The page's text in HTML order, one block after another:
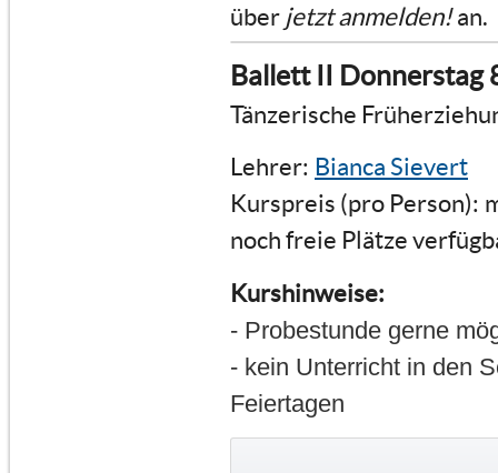
über jetzt anmelden!an.
Ballett II Donnerstag
Tänzerische
Lehrer: Bianca Sievert
Kurspreis (pro Person):
noch freie Plätze
Kurshinweise:
- Probestunde gerne
- kein Unterricht in den
Feiertagen